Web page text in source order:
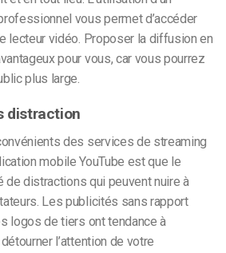
vous permet d’accéder
lecteur vidéo. Proposer la diffusion en
pour vous, car vous pourrez
plus large.
distraction
des services de streaming
mobileYouTube est que le
distractions qui peuvent nuire à
Les publicités sans rapport
logos de tiers ont tendance à
l’attention de votre